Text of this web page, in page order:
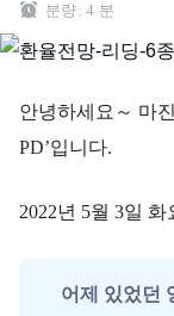
분량: 4 분
안녕하세요～ 마
PD’입니다.
2022년 5월 3일
어제 있었던